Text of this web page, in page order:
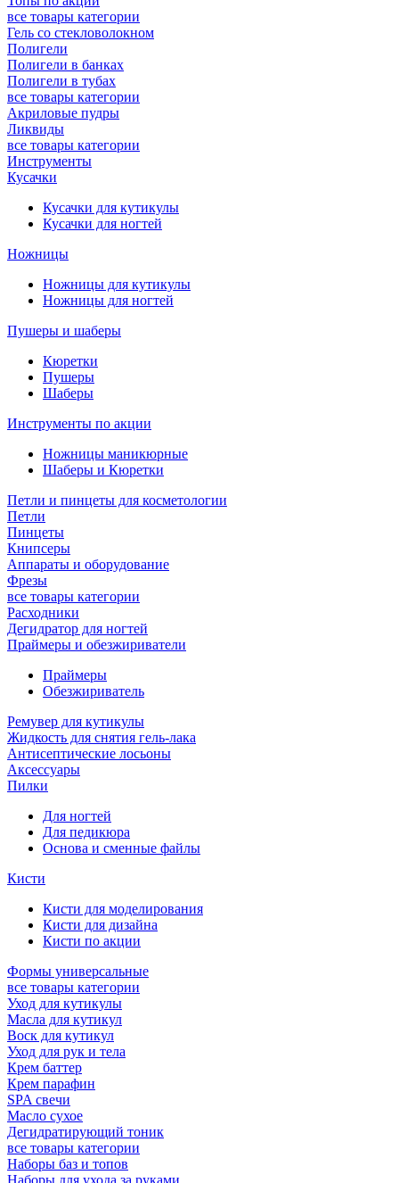
все товары категории
Гель со стекловолокном
Полигели
Полигели в банках
Полигели в тубах
все товары категории
Акриловые пудры
Ликвиды
все товары категории
Инструменты
Кусачки
Кусачки для кутикулы
Кусачки для ногтей
Ножницы
Ножницы для кутикулы
Ножницы для ногтей
Пушеры и шаберы
Кюретки
Пушеры
Шаберы
Инструменты по акции
Ножницы маникюрные
Шаберы и Кюретки
Петли и пинцеты для косметологии
Петли
Пинцеты
Книпсеры
Аппараты и оборудование
Фрезы
все товары категории
Расходники
Дегидратор для ногтей
Праймеры и обезжириватели
Праймеры
Обезжириватель
Ремувер для кутикулы
Жидкость для снятия гель-лака
Антисептические лосьоны
Аксессуары
Пилки
Для ногтей
Для педикюра
Основа и сменные файлы
Кисти
Кисти для моделирования
Кисти для дизайна
Кисти по акции
Формы универсальные
все товары категории
Уход для кутикулы
Масла для кутикул
Воск для кутикул
Уход для рук и тела
Крем баттер
Крем парафин
SPA свечи
Масло сухое
Дегидратирующий тоник
все товары категории
Наборы баз и топов
Наборы для ухода за руками